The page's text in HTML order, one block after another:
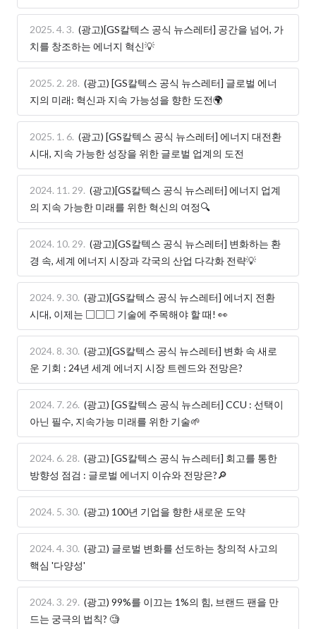
2025. 4. 3. (광고)[GS칼텍스 공식 뉴스레터] 공간을 넘어, 가
치를 창조하는 에너지 혁신💡
2025. 2. 28. (광고) [GS칼텍스 공식 뉴스레터] 글로벌 에너
지의 미래: 혁신과 지속 가능성을 향한 도전🌍
2025. 1. 6. (광고) [GS칼텍스 공식 뉴스레터] 에너지 대전환
시대, 지속 가능한 성장을 위한 글로벌 업계의 도전
2024. 11. 29. (광고)[GS칼텍스 공식 뉴스레터] 에너지 업계
의 지속 가능한 미래를 위한 혁신의 여정🔍
2024. 10. 29. (광고)[GS칼텍스 공식 뉴스레터] 변화하는 환
경 속, 세계 에너지 시장과 각국의 산업 다각화 전략💡
2024. 9. 30. (광고)[GS칼텍스 공식 뉴스레터] 에너지 전환
시대, 이제는 □□□ 기술에 주목해야 할 때! 👀
2024. 8. 30. (광고)[GS칼텍스 공식 뉴스레터] 변화 속 새로
운 기회 : 24년 세계 에너지 시장 트렌드와 전망은?
2024. 7. 26. (광고) [GS칼텍스 공식 뉴스레터] CCU : 선택이
아닌 필수, 지속가능 미래를 위한 기술🌱
2024. 6. 28. (광고) [GS칼텍스 공식 뉴스레터] 회고를 통한
방향성 점검 : 글로벌 에너지 이슈와 전망은?🔎
2024. 5. 30. (광고) 100년 기업을 향한 새로운 도약
2024. 4. 30. (광고) 글로벌 변화를 선도하는 창의적 사고의
핵심 '다양성'
2024. 3. 29. (광고) 99%를 이끄는 1%의 힘, 브랜드 팬을 만
드는 궁극의 법칙? 🧐